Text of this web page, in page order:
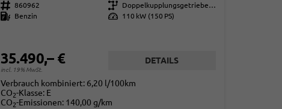
Fahrzeugnr. 860962 Getriebe
Doppelkupplungsgetriebe (DSG)
Kraftstoff
Benzin Leistung 110 kW (150 PS)
35.490,– €
incl. 19% MwSt.
DETAILS
Verbrauch kombiniert: 6,20 l/100km
CO2-Klasse: E
CO2-Emissionen: 140,00 g/km